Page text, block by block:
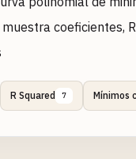
coeficientes,
R Squared 7 Mínimos